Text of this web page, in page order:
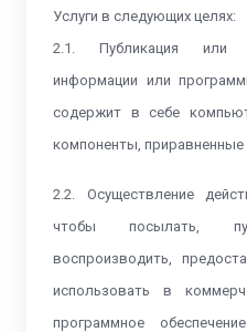
Услуги в следующих целях:
2.1. Публикация или
информации или
содержит в себе
компоненты, приравненные
2.2. Осуществление
чтобы посылать,
воспроизводить,
использовать в
программное